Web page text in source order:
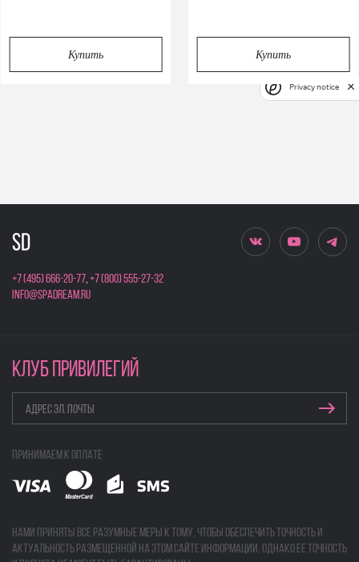
Купить Купить
+7 (495) 666-20-77,+7 (800) 555-27-32
info@spadream.ru
КЛУБ ПРИВИЛЕГИЙ
Принимаем к оплате
Нами приняты все разумные меры к тому, чтобы обеспечить точность и
актуальность размещенной на этом сайте информации, однако ее точность
Privacy notice